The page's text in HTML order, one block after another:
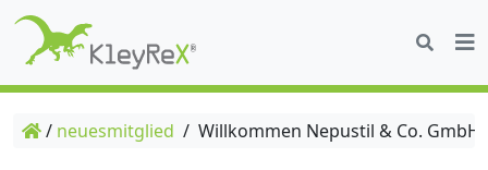
/ neuesmitglied / Willkommen Nepustil & Co.